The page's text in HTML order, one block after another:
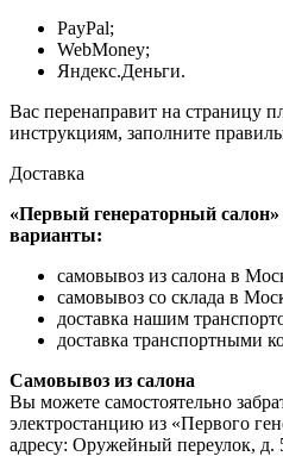
PayPal;
WebMoney;
Яндекс.Деньги.
Вас перенаправит на страницу
инструкциям, заполните
Доставка
«Первый генераторный салон»
варианты:
самовывоз из салона в
самовывоз со склада в
доставка нашим
доставка транспортными
Самовывоз из салона
Вы можете самостоятельно
электростанцию из «Первого
адресу: Оружейный переулок, д.